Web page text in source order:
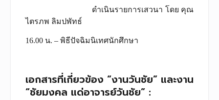
ดำเนินรายการเสวนา โดย คุณ
ไตรภพ ลิมปพัทธ์
16.00 น. – พิธีปัจฉิมนิเทศนักศึกษา
เอกสารที่เกี่ยวข้อง “งานวันชัย” และงาน
“ชัยมงคล แด่อาจารย์วันชัย” :